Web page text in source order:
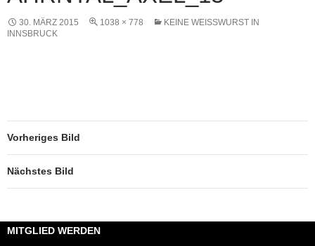
30. MÄRZ 2015 1038 × 778
KEINE WEISSWURST IN I
NNSBRUCK
Vorheriges Bild
Nächstes Bild
MITGLIED WERDEN